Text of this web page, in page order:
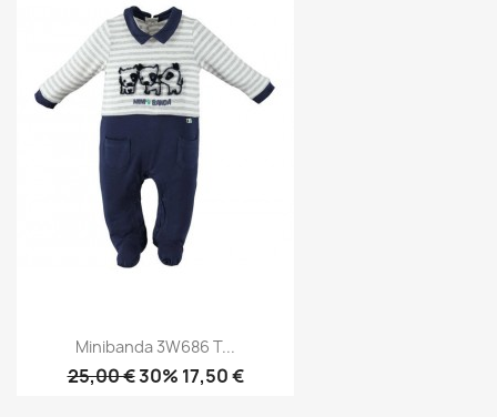
Minibanda 3W686 T...
25,00 €30% 17,50 €